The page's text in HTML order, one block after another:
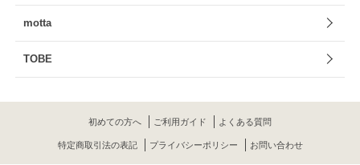
motta
TOBE
初めての方へ ご利用ガイド よくある質問
特定商取引法の表記 プライバシーポリシー お問い合わせ